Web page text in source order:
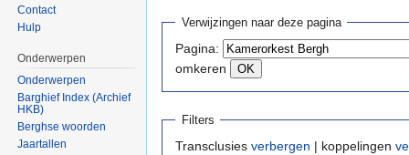
Verwijzingen naar deze pagina
Pagina:
omkeren
Filters
Transclusies verbergen | koppelingen
Contact
Hulp
Onderwerpen
Onderwerpen
Barghief Index (Archief
HKB)
Berghse woorden
Jaartallen